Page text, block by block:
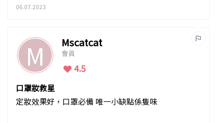
06.07.2023
M Mscatcat
會員
4.5
口罩妝救星
定妝效果好，口罩必備 唯一小缺點係隻味